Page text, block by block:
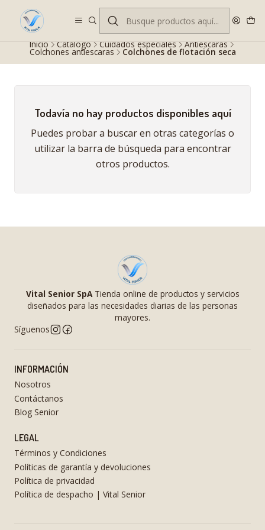
Despacho gratis en RM desde $100.000. Revisa las condiciones.
Inicio Catálogo Cuidados especiales Antiescaras
Colchones antiescaras Colchones de flotación seca
Todavía no hay productos disponibles aquí
Puedes probar a buscar en otras categorías o
utilizar la barra de búsqueda para encontrar
otros productos.
Vital Senior SpATienda online de productos y servicios
diseñados para las necesidades diarias de las personas
mayores.
Síguenos
INFORMACIÓN
Nosotros
Contáctanos
Blog Senior
LEGAL
Términos y Condiciones
Políticas de garantía y devoluciones
Política de privacidad
Política de despacho | Vital Senior